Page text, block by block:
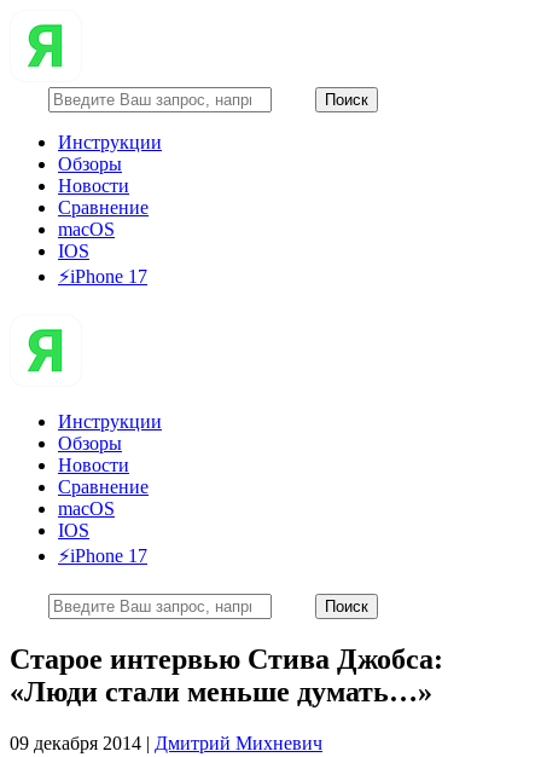
Инструкции
Обзоры
Новости
Сравнение
macOS
IOS
⚡️iPhone 17
Инструкции
Обзоры
Новости
Сравнение
macOS
IOS
⚡️iPhone 17
Старое интервью Стива Джобса:
«Люди стали меньше думать…»
09 декабря 2014 | Дмитрий Михневич